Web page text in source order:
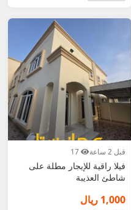
قبل 2 ساعة
فيلا راقية للإيجار مطلة على
شاطئ العذيبة
1,000 ريال